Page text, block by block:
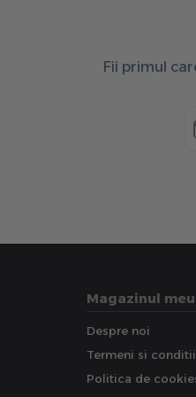
Fii primul
Magazinul meu
Despre noi
Termeni si conditii
Politica de